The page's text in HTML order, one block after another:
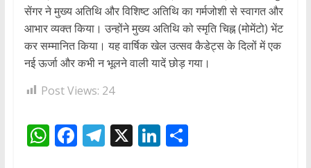
सेंगर ने मुख्य अतिथि और विशिष्ट अतिथि का गर्मजोशी से स्वागत और
आभार व्यक्त किया। उन्होंने मुख्य अतिथि को स्मृति चिह्न (मोमेंटो) भेंट
कर सम्मानित किया। यह वार्षिक खेल उत्सव कैडेट्स के दिलों में एक
नई ऊर्जा और कभी न भूलने वाली यादें छोड़ गया।
Post Views: 24
W F T X Li S